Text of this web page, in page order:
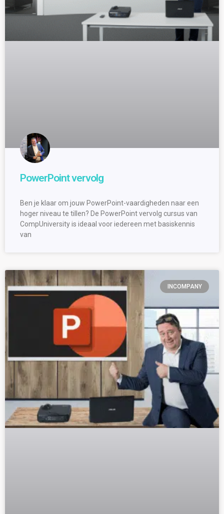
PowerPoint vervolg
Ben je klaar om jouw PowerPoint-vaardigheden naar een
hoger niveau te tillen? De PowerPoint vervolg cursus van
CompUniversity is ideaal voor iedereen met basiskennis
van
INCOMPANY